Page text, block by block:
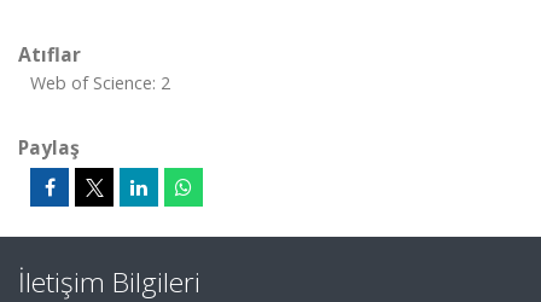
Atıflar
Web of Science: 2
Paylaş
İletişim Bilgileri